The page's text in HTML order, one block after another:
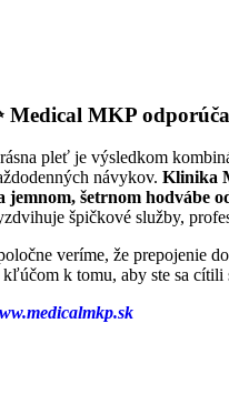
Medical MKP
pleť je výsledkom
návykov. Klinika
jemnom, šetrnom hodvábe
špičkové služby,
veríme, že prepojenie
kľúčom k tomu, aby ste sa cítili